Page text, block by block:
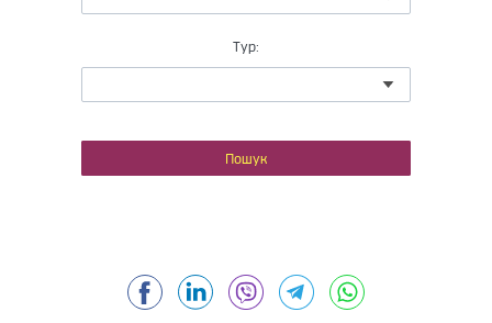
Тур:
Facebook LinkedIn Viber Telegram